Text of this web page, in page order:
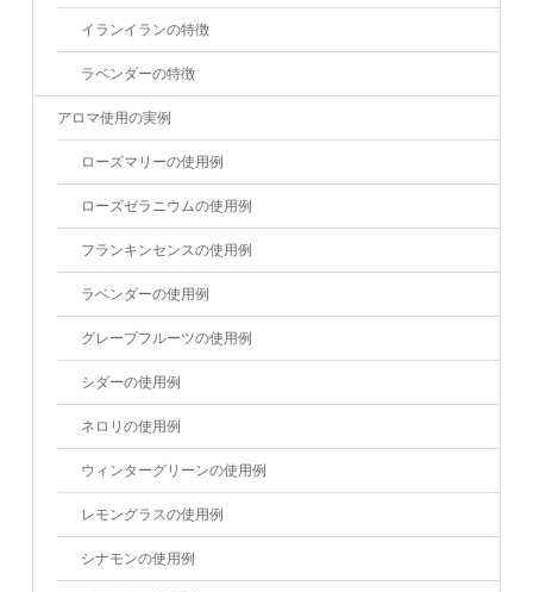
イランイランの特徴
ラベンダーの特徴
アロマ使用の実例
ローズマリーの使用例
ローズゼラニウムの使用例
フランキンセンスの使用例
ラベンダーの使用例
グレープフルーツの使用例
シダーの使用例
ネロリの使用例
ウィンターグリーンの使用例
レモングラスの使用例
シナモンの使用例